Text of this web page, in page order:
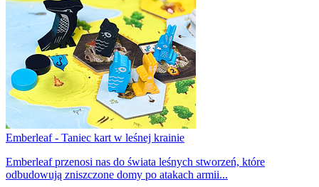
Emberleaf - Taniec kart w leśnej krainie
Emberleaf przenosi nas do świata leśnych stworzeń, które
odbudowują zniszczone domy po atakach armii...